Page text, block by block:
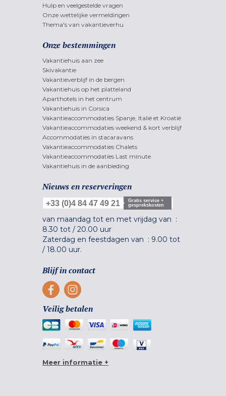
Hulp en veelgestelde vragen
Onze wettelijke vermeldingen
Thema's van vakantieverhu
Onze bestemmingen
Vakantiehuis aan zee
Skivakantie
Vakantieverblijf in de bergen
Vakantiehuis op het platteland
Aparthotels in het centrum
Vakantiehuis in Corsica
Vakantieaccommodaties Spanje, Italië et Kroatië
Vakantieaccommodaties weekend & kort verblijf
Accommodaties in stacaravans
Vakantieaccommodaties Chalets
Vakantieaccommodaties Last minute
Vakantiehuis in de aanbieding
Nieuws en reserveringen
+33 (0)4 84 47 49 21
Gratis service +
gesprekskosten
van maandag tot en met vrijdag van :
8.30 tot / 20.00 uur
Zaterdag en feestdagen van : 9.00 tot
/ 18.00 uur.
Blijf in contact
Veilig betalen
Meer informatie +